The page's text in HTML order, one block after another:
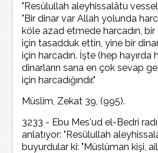
"Resûlullah aleyhissalâtu
"Bir dinar var Allah yolunda
köle azad etmede harcadın,
için tasadduk ettin, yine bir
için harcadın. İşte (hep hayırda
dinarların sana en çok sevap
için harcadığındır."
Müslim, Zekat 39, (995).
3233 - Ebu Mes'ud el-Bedri
anlatıyor: "Resûlullah
buyurdular ki: "Müslüman kişi,